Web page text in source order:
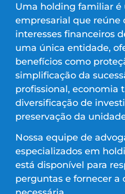
Uma holding familiar é
empresarial que reúne
interesses financeiros
uma única entidade,
benefícios como
simplificação da
profissional, economia
diversificação de
preservação da
Nossa equipe de
especializados em
está disponível para
perguntas e fornecer a